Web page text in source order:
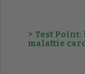
> Test
malattie